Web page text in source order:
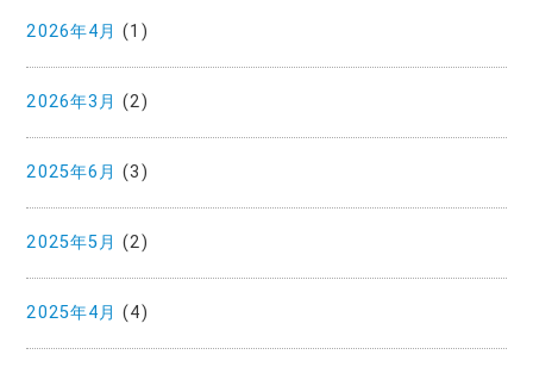
2026年4月 (1)
2026年3月 (2)
2025年6月 (3)
2025年5月 (2)
2025年4月 (4)